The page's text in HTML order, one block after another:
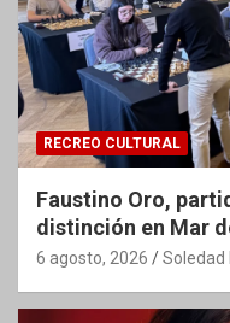
RECREO CULTURAL
Faustino Oro,
distinción en Mar
6 agosto, 2026 Soledad